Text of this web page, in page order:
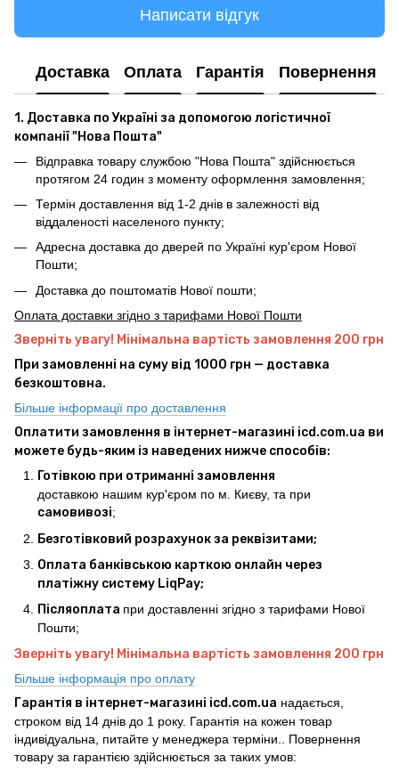
Написати відгук
Доставка Оплата Гарантія Повернення
1. Доставка по Україні за допомогою логістичної
компанії "Нова Пошта"
Відправка товару службою "Нова Пошта" здійснюється
протягом 24 годин з моменту оформлення замовлення;
Термін доставлення від 1-2 днів в залежності від
віддаленості населеного пункту;
Адресна доставка до дверей по Україні кур'єром Нової
Пошти;
Доставка до поштоматів Нової пошти;
Оплата доставки згідно з тарифами Нової Пошти
Зверніть увагу! Мінімальна вартість замовлення 200 грн
При замовленні на суму від 1000 грн — доставка
безкоштовна.
Більше інформації про доставлення
Оплатити замовлення в інтернет-магазині icd.com.ua ви
можете будь-яким із наведених нижче способів:
Готівкою при отриманні замовлення
доставкою нашим кур'єром по м. Києву, та при
самовивозі;
Безготівковий розрахунок за реквізитами;
Оплата банківською карткою онлайн через
платіжну систему LiqPay;
Післяоплата при доставленні згідно з тарифами Нової
Пошти;
Зверніть увагу! Мінімальна вартість замовлення 200 грн
Більше інформація про оплату
Гарантія в інтернет-магазині icd.com.ua надається,
строком від 14 днів до 1 року. Гарантія на кожен товар
індивідуальна, питайте у менеджера терміни.. Повернення
товару за гарантією здійснюється за таких умов: